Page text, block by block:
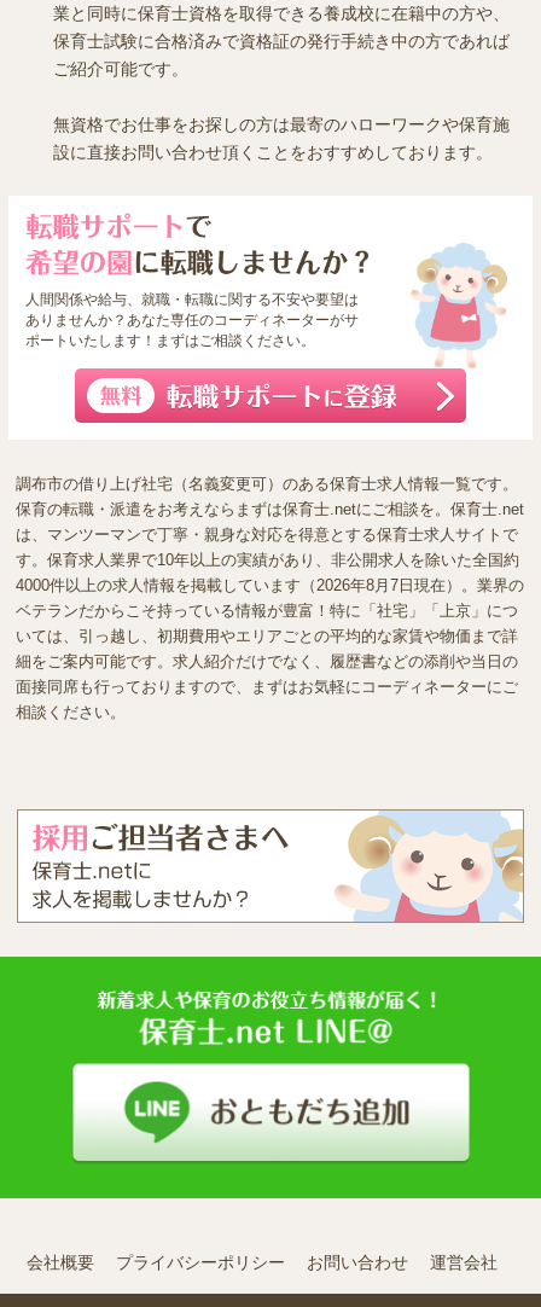
業と同時に保育士資格を取得できる養成校に在籍中の方や、
保育士試験に合格済みで資格証の発行手続き中の方であれば
ご紹介可能です。
無資格でお仕事をお探しの方は最寄のハローワークや保育施
設に直接お問い合わせ頂くことをおすすめしております。
人間関係や給与、就職・転職に関する不安や要望は
ありませんか？あなた専任のコーディネーターがサ
ポートいたします！まずはご相談ください。
調布市の借り上げ社宅（名義変更可）のある保育士求人情報一覧です。
保育の転職・派遣をお考えならまずは保育士.netにご相談を。保育士.net
は、マンツーマンで丁寧・親身な対応を得意とする保育士求人サイトで
す。保育求人業界で10年以上の実績があり、非公開求人を除いた全国約
4000件以上の求人情報を掲載しています（2026年8月7日現在）。業界の
ベテランだからこそ持っている情報が豊富！特に「社宅」「上京」につ
いては、引っ越し、初期費用やエリアごとの平均的な家賃や物価まで詳
細をご案内可能です。求人紹介だけでなく、履歴書などの添削や当日の
面接同席も行っておりますので、まずはお気軽にコーディネーターにご
相談ください。
会社概要 プライバシーポリシー お問い合わせ 運営会社